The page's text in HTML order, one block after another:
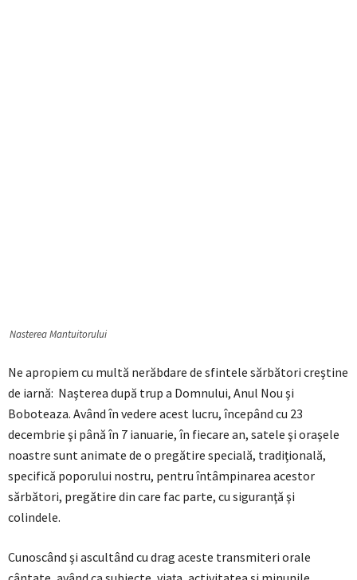
Nasterea Mantuitorului
Ne apropiem cu multă nerăbdare de sfintele sărbători creştine
de iarnă: Naşterea după trup a Domnului, Anul Nou şi
Boboteaza. Având în vedere acest lucru, începând cu 23
decembrie şi până în 7 ianuarie, în fiecare an, satele şi oraşele
noastre sunt animate de o pregătire specială, tradiţională,
specifică poporului nostru, pentru întâmpinarea acestor
sărbători, pregătire din care fac parte, cu siguranţă şi
colindele.
Cunoscând şi ascultând cu drag aceste transmiteri orale